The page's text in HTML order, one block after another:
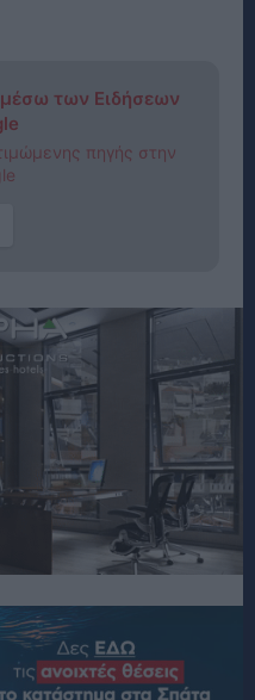
μέσω των Ειδήσεων
πηγής στην